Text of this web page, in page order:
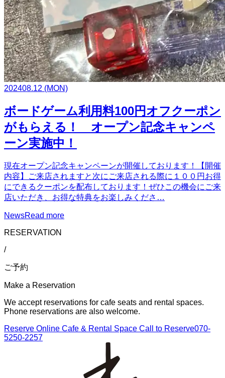
202408.12 (MON)
ボードゲーム利用料100円オフクーポン
がもらえる！ オープン記念キャンペ
ーン実施中！
現在オープン記念キャンペーンが開催しております！【開催
内容】ご来店されますと次にご来店される際に１００円お得
にできるクーポンを配布しております！ぜひこの機会にご来
店いただき、お得な特典をお楽しみくださ…
NewsRead more
RESERVATION
/
ご予約
Make a Reservation
We accept reservations for cafe seats and rental spaces.
Phone reservations are also welcome.
Reserve Online Cafe & Rental Space Call to Reserve070-
5250-2257